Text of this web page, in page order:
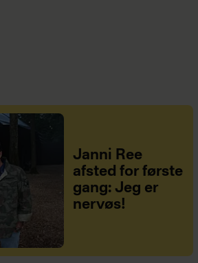
Janni Ree
afsted for første
gang: Jeg er
nervøs!